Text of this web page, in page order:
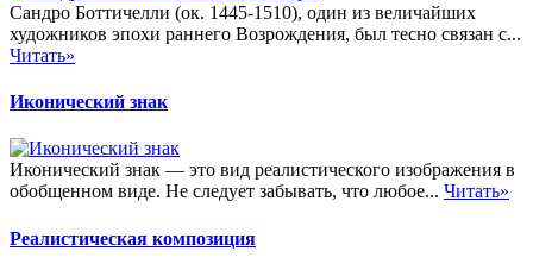
Сандро Боттичелли (ок. 1445-1510), один из величайших
художников эпохи раннего Возрождения, был тесно связан с...
Читать»
Иконический знак
Иконический знак — это вид реалистического изображения в
обобщенном виде. Не следует забывать, что любое... Читать»
Реалистическая композиция